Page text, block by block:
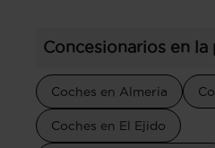
Concesionarios en la
Coches en Almeria
Coches en El Ejido